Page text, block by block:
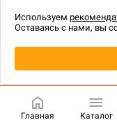
технологии.
Главная Каталог
Используем
Оставаясь с нами, вы